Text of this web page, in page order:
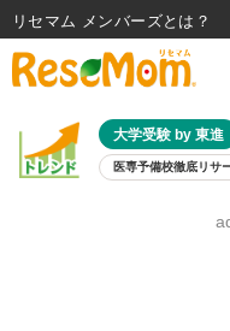
大学受験 by 東進
医専予備校徹底リサ
8月開
リセマム メンバーズ